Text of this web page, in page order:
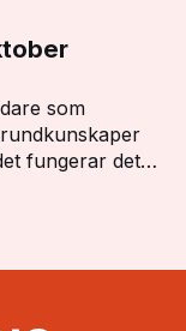
som
fungerar det